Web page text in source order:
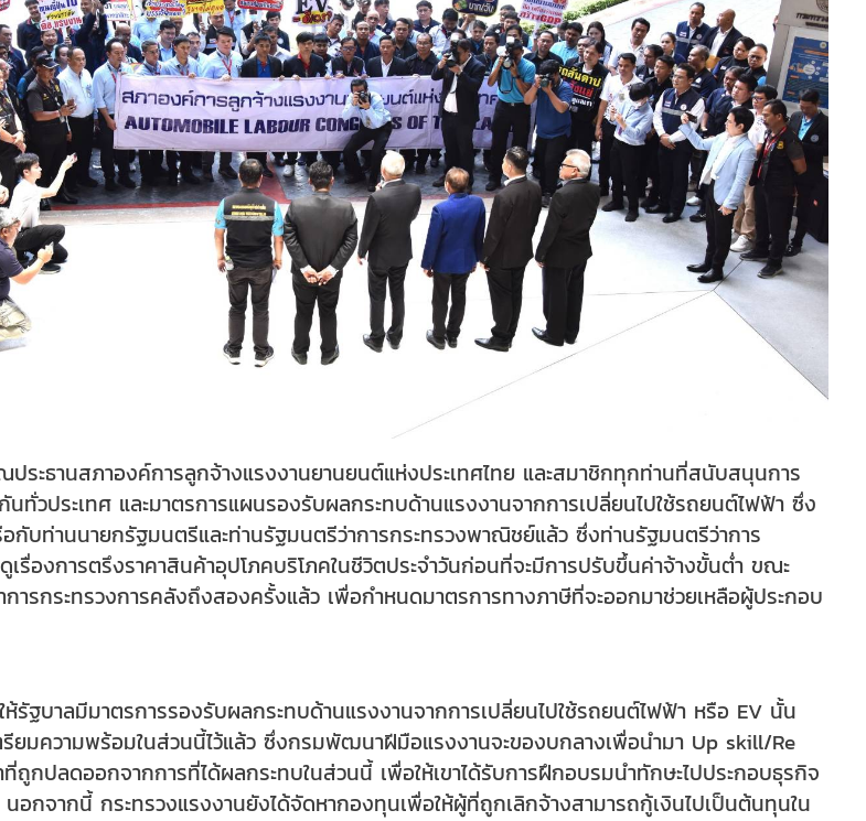
ะธานสภาองค์การลูกจ้างแรงงานยานยนต์แห่งประเทศไทย และสมาชิกทุกท่านที่สนับสนุนการ
ทั่วประเทศ และมาตรการแผนรองรับผลกระทบด้านแรงงานจากการเปลี่ยนไปใช้รถยนต์ไฟฟ้า ซึ่ง
กับท่านนายกรัฐมนตรีและท่านรัฐมนตรีว่าการกระทรวงพาณิชย์แล้ว ซึ่งท่านรัฐมนตรีว่าการ
รื่องการตรึงราคาสินค้าอุปโภคบริโภคในชีวิตประจำวันก่อนที่จะมีการปรับขึ้นค่าจ้างขั้นต่ำ ขณะ
ารกระทรวงการคลังถึงสองครั้งแล้ว เพื่อกำหนดมาตรการทางภาษีที่จะออกมาช่วยเหลือผู้ประกอบ
ฐบาลมีมาตรการรองรับผลกระทบด้านแรงงานจากการเปลี่ยนไปใช้รถยนต์ไฟฟ้า หรือ EV นั้น
ยมความพร้อมในส่วนนี้ไว้แล้ว ซึ่งกรมพัฒนาฝีมือแรงงานจะของบกลางเพื่อนำมา Up skill/Re
ถูกปลดออกจากการที่ได้ผลกระทบในส่วนนี้ เพื่อให้เขาได้รับการฝึกอบรมนำทักษะไปประกอบธุรกิจ
อกจากนี้ กระทรวงแรงงานยังได้จัดหากองทุนเพื่อให้ผู้ที่ถูกเลิกจ้างสามารถกู้เงินไปเป็นต้นทุนใน